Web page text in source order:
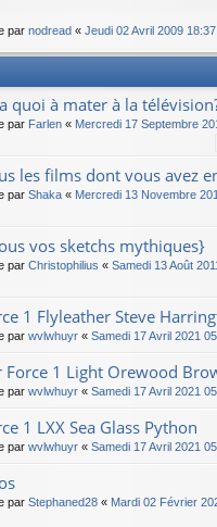
par nodread « Jeudi 02 Avril 2009 18:37
quoi à mater à la
par Farlen « Mercredi 17 Septembre
les films dont vous avez
par Shaka « Mercredi 13 Novembre
vos sketchs mythiques}
par Christophilius « Samedi 13 Août
1 Flyleather Steve
par wvlwhuyr « Samedi 17 Avril 2021
Force 1 Light Orewood
par wvlwhuyr « Samedi 17 Avril 2021
1 LXX Sea Glass Python
par wvlwhuyr « Samedi 17 Avril 2021
par Stephaned28 « Mardi 02 Février